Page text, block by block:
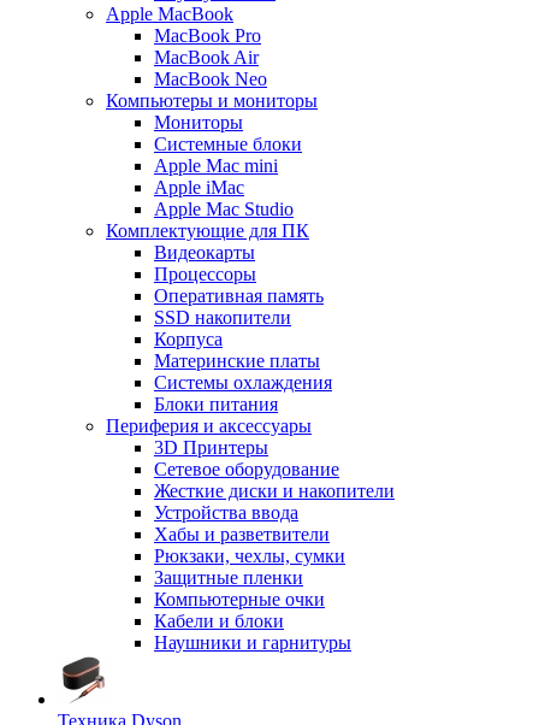
Apple MacBook
MacBook Pro
MacBook Air
MacBook Neo
Компьютеры и мониторы
Мониторы
Системные блоки
Apple Mac mini
Apple iMac
Apple Mac Studio
Комплектующие для ПК
Видеокарты
Процессоры
Оперативная память
SSD накопители
Корпуса
Материнские платы
Системы охлаждения
Блоки питания
Периферия и аксессуары
3D Принтеры
Сетевое оборудование
Жесткие диски и накопители
Устройства ввода
Хабы и разветвители
Рюкзаки, чехлы, сумки
Защитные пленки
Компьютерные очки
Кабели и блоки
Наушники и гарнитуры
Техника Dyson